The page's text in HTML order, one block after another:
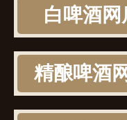
白啤酒
精酿啤酒